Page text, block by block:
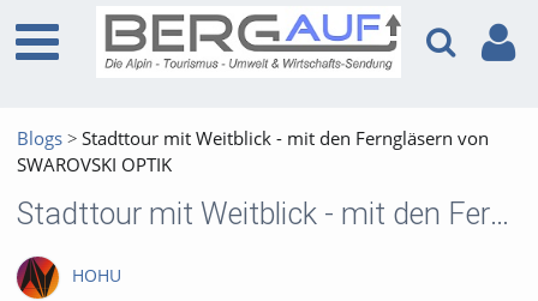
Blogs
Stadttour mit Weitblick - mit den Ferngläsern von
SWAROVSKI OPTIK
Stadttour mit Weitblick - mit den Ferngläsern von SWAROVSKI OPTIK
HOHU